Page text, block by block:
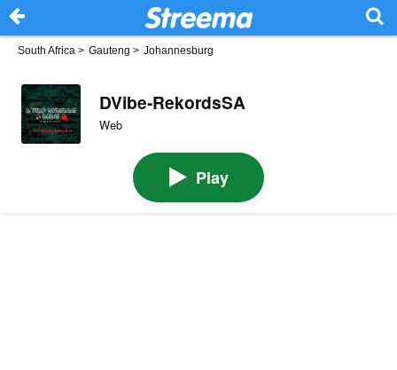
South Africa > Gauteng > Johannesburg
DVibe-RekordsSA
Web
Play